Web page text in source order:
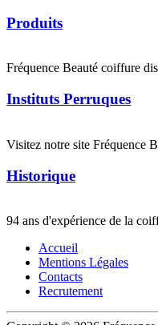
Produits
Fréquence Beauté coiffure
Instituts Perruques
Visitez notre site Fréquence
Historique
94 ans d'expérience de la
Accueil
Mentions Légales
Contacts
Recrutement